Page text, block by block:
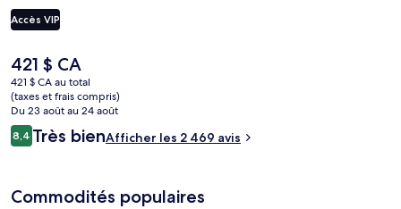
All
Inclusive
plaisir et de détente. Vous préférez vous faire dorloter? Visitez alors
le spa et profitez des massages, des soins du visage et des
les 4 bars-salons sont d’excellents endroits où siroter une boisson
fraîche. Parmi les points saillants de hébergement tout inclus tout
inclus, notons un casino, une boîte de nuit et un club pour enfants
gratuit. Les autres voyageurs adorent la piscine et le personnel
serviable.
Accès VIP
Le
prix
actuel
est
de 421 $ CA
421 $ CA
421 $ CA au total
(taxes et frais compris)
Du 23 août au 24 août
Avis
8,48,4 sur 10 –
Très bienAfficher les 2 469 avis
Commodités populaires